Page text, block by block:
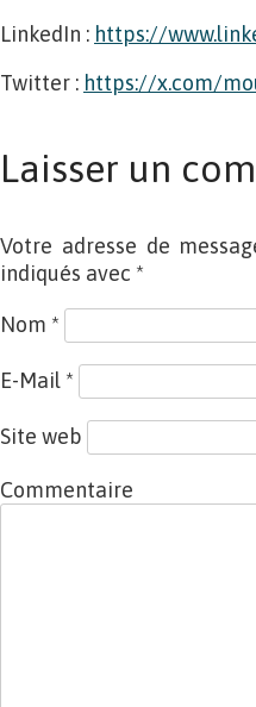
LinkedIn : https://
Twitter : https://x.com/
Laisser un
Votre adresse de
indiqués avec *
Nom *
E-Mail *
Site web
Commentaire